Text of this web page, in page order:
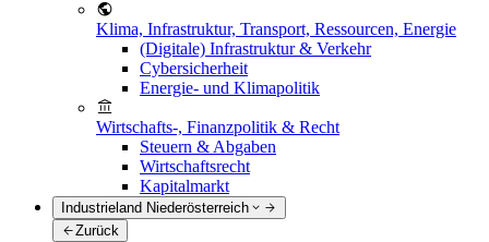
Klima, Infrastruktur, Transport, Ressourcen, Energie
(Digitale) Infrastruktur & Verkehr
Cybersicherheit
Energie- und Klimapolitik
Wirtschafts-, Finanzpolitik & Recht
Steuern & Abgaben
Wirtschaftsrecht
Kapitalmarkt
Industrieland Niederösterreich
Zurück